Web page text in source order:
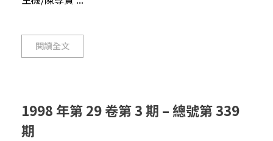
閱讀全文
1998 年第 29 卷第 3 期 – 總號第 339
期